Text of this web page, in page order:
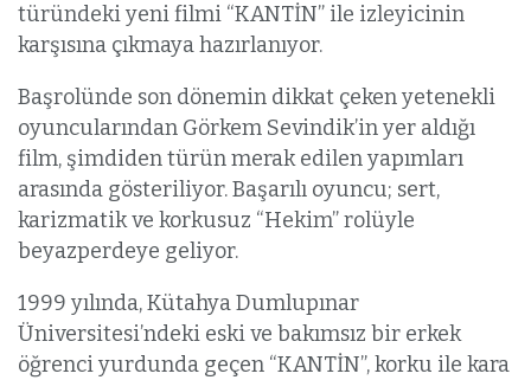
türündeki yeni filmi “KANTİN” ile izleyicinin
karşısına çıkmaya hazırlanıyor.
Başrolünde son dönemin dikkat çeken yetenekli
oyuncularından Görkem Sevindik’in yer aldığı
film, şimdiden türün merak edilen yapımları
arasında gösteriliyor. Başarılı oyuncu; sert,
karizmatik ve korkusuz “Hekim” rolüyle
beyazperdeye geliyor.
1999 yılında, Kütahya Dumlupınar
Üniversitesi’ndeki eski ve bakımsız bir erkek
öğrenci yurdunda geçen “KANTİN”, korku ile kara